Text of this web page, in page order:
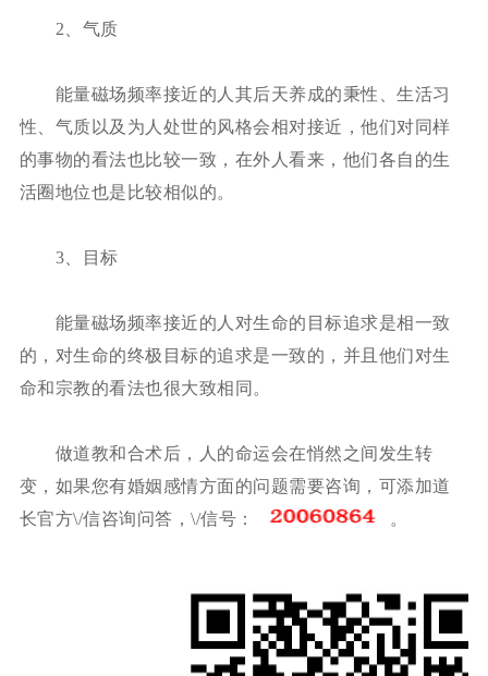
2、气质
能量磁场频率接近的人其后天养成的秉性、生活习
性、气质以及为人处世的风格会相对接近，他们对同样
的事物的看法也比较一致，在外人看来，他们各自的生
活圈地位也是比较相似的。
3、目标
能量磁场频率接近的人对生命的目标追求是相一致
的，对生命的终极目标的追求是一致的，并且他们对生
命和宗教的看法也很大致相同。
做道教和合术后，人的命运会在悄然之间发生转
变，如果您有婚姻感情方面的问题需要咨询，可添加道
长官方\/信咨询问答，\/信号：
。